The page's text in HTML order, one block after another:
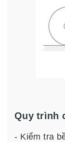
Quy trình
- Kiểm tra